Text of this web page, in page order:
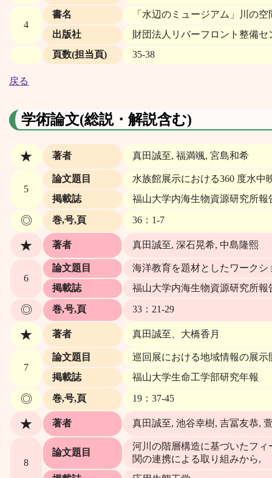
4
書名
「水辺のミュージアム」川の
出版社
財団法人リバーフロント整備セ
頁数(担当頁)
35-38
戻る
学術論文(総説・解説含む)
★ 著者 真田誠至, 福満颯, 宮島和希
5
論文題目
水族館展示における360 度水
掲載誌
福山大学内海生物資源研究所報
◎ 巻,号,頁 36：1-7
★ 著者 真田誠至, 深石晃希, 中島隆熙
6
論文題目
海洋教育を題材としたワーク
掲載誌
福山大学内海生物資源研究所報
◎ 巻,号,頁 33：21-29
★ 著者 真田誠至、大橋香月
7
論文題目
巡回展における地域情報の展
掲載誌
福山大学生命工学部研究年報
◎ 巻,号,頁 19：37-45
★ 著者 真田誠至, 池谷幸樹, 吉冨友恭,
8
論文題目
河川の階層構造に基づいたフ
関の連携による取り組みから,